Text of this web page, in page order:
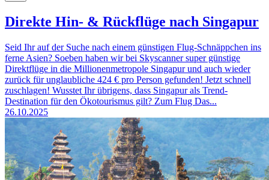
Direkte Hin- & Rückflüge nach Singapur
Seid Ihr auf der Suche nach einem günstigen Flug-Schnäppchen ins
ferne Asien? Soeben haben wir bei Skyscanner super günstige
Direktflüge in die Millionenmetropole Singapur und auch wieder
zurück für unglaubliche 424 € pro Person gefunden! Jetzt schnell
zuschlagen! Wusstet Ihr übrigens, dass Singapur als Trend-
Destination für den Ökotourismus gilt? Zum Flug Das...
26.10.2025